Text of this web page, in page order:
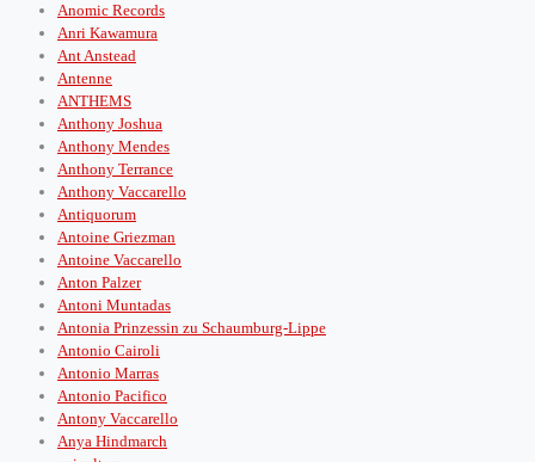
Anomic Records
Anri Kawamura
Ant Anstead
Antenne
ANTHEMS
Anthony Joshua
Anthony Mendes
Anthony Terrance
Anthony Vaccarello
Antiquorum
Antoine Griezman
Antoine Vaccarello
Anton Palzer
Antoni Muntadas
Antonia Prinzessin zu Schaumburg-Lippe
Antonio Cairoli
Antonio Marras
Antonio Pacifico
Antony Vaccarello
Anya Hindmarch